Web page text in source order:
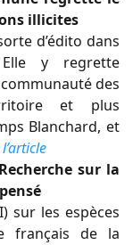
illicites
d’édito dans
y regrette
des
et plus
Blanchard, et
sur la
sur les espèces
français de la